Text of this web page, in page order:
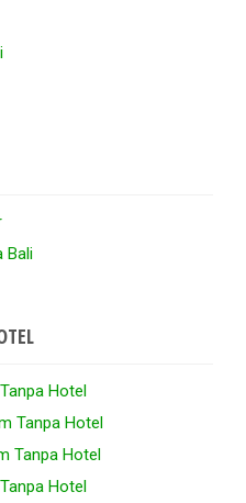
Bali
Hotel
Tanpa Hotel
Tanpa Hotel
Hotel